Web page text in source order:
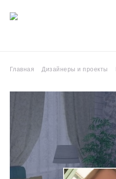
Главная Дизайнеры и проекты